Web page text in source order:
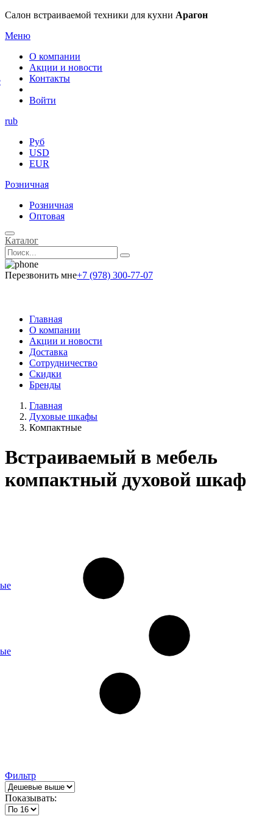
Салон встраиваемой техники для кухни Арагон
Меню
О компании
Акции и новости
Контакты
Войти
rub
Руб
USD
EUR
Розничная
Розничная
Оптовая
Каталог
Перезвонить мне+7 (978) 300-77-07
Главная
О компании
Акции и новости
Доставка
Сотрудничество
Скидки
Бренды
Главная
Духовые шкафы
Компактные
Встраиваемый в мебель
компактный духовой шкаф
Фильтр
Показывать: